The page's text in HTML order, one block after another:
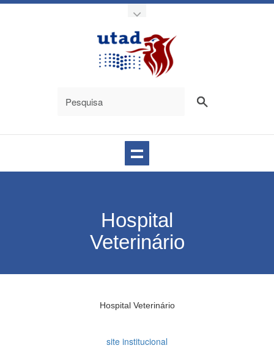
Hospital
Veterinário
Hospital Veterinário
site institucional